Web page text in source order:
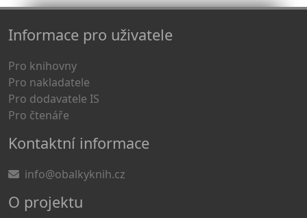
Informace pro uživatele
Pro knihovny
Pro nakladatele
Pro dodavatele IS
Pro čtenáře
Kontaktní informace
info@obalkyknih.cz
O projektu